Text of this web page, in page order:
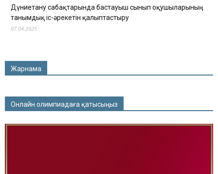
Дүниетану сабақтарында бастауыш сынып оқушыларының
танымдық іс-әрекетін қалыптастыру
07.04.2025
Жарнама
Онлайн олимпиадаға қатысыңыз